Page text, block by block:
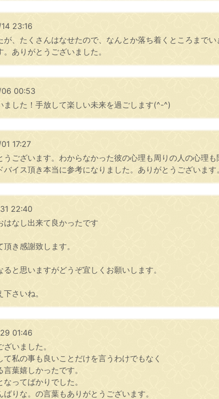
23:16
が、たくさんはなせたので、なんとか落ち着くところまで
ありがとうございました。
00:53
ました！手放して楽しい未来を過ごします(^-^)
17:27
うございます。わからなかった彼の心理も周りの人の心理
バイス頂き本当に参考になりました。ありがとうございます。
22:40
なし出来て良かったです
き感謝致します。
と思いますがどうぞ宜しくお願いします。
さいね。
01:46
いました。
て私の事も良いことだけを言うわけでもなく
葉嬉しかったです。
ってばかりでした。
ばりな。の言葉もありがとうございます。